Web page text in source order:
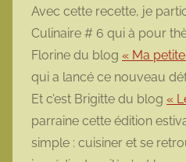
Avec cette recette, je
Culinaire # 6 qui à pour
Florine du blog « Ma
qui a lancé ce nouveau
Et c’est Brigitte du blog «
parraine cette édition
simple : cuisiner et se